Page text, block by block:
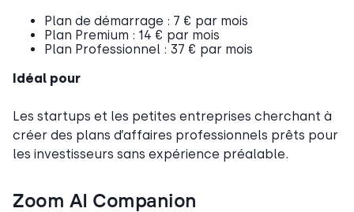
Plan de démarrage : 7 € par mois
Plan Premium : 14 € par mois
Plan Professionnel : 37 € par mois
Idéal pour
Les startups et les petites entreprises cherchant à
créer des plans d’affaires professionnels prêts pour
les investisseurs sans expérience préalable.
Zoom AI Companion